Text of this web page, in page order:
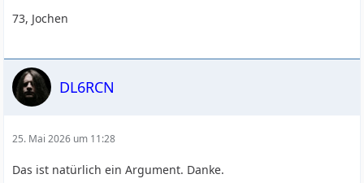
73, Jochen
DL6RCN
25. Mai 2026 um 11:28
Das ist natürlich ein Argument. Danke.